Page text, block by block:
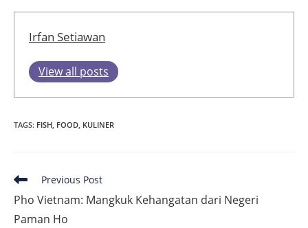
Irfan Setiawan
View all posts
TAGS: FISH, FOOD, KULINER
Read
more
articles
Previous Post
Pho Vietnam: Mangkuk Kehangatan dari Negeri
Paman Ho